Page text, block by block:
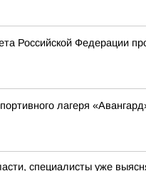
Российской Федерации
лагеря
специалисты уже